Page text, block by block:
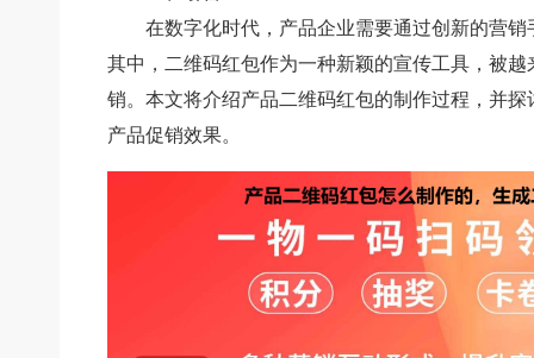
在数字化时代，产品企业需要通过创新的营
其中，二维码红包作为一种新颖的宣传工具，被
销。本文将介绍产品二维码红包的制作过程，并
产品促销效果。